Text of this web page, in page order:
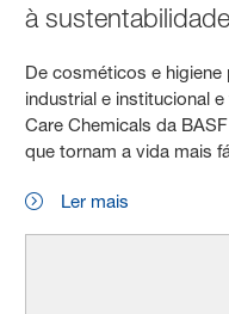
à
De cosméticos e
industrial e institucional
Care Chemicals da
que tornam a vida mais
Ler mais